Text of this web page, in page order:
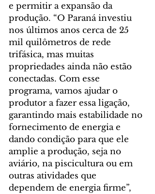
e permitir a expansão da
produção. “O Paraná investiu
nos últimos anos cerca de 25
mil quilômetros de rede
trifásica, mas muitas
propriedades ainda não estão
conectadas. Com esse
programa, vamos ajudar o
produtor a fazer essa ligação,
garantindo mais estabilidade no
fornecimento de energia e
dando condição para que ele
amplie a produção, seja no
aviário, na piscicultura ou em
outras atividades que
dependem de energia firme”,